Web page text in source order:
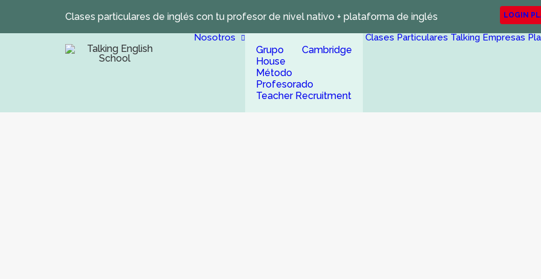
Clases particulares de inglés con tu profesor de nivel nativo + plataforma de inglés LOGIN
Nosotros
Grupo Cambridge
House
Método
Profesorado
Teacher Recruitment
Clases Particulares Talking Empresas